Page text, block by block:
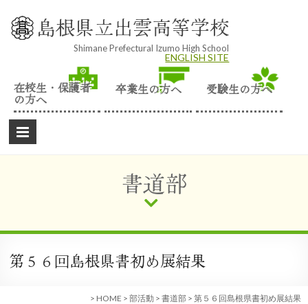
content 島根県立出雲高等学校
Shimane Prefectural Izumo High School
ENGLISH SITE
在校生・保護者
の方へ
卒業生の方へ 受験生の方へ
書道部
第５６回島根県書初め展結果
> HOME > 部活動 > 書道部 > 第５６回島根県書初め展結果